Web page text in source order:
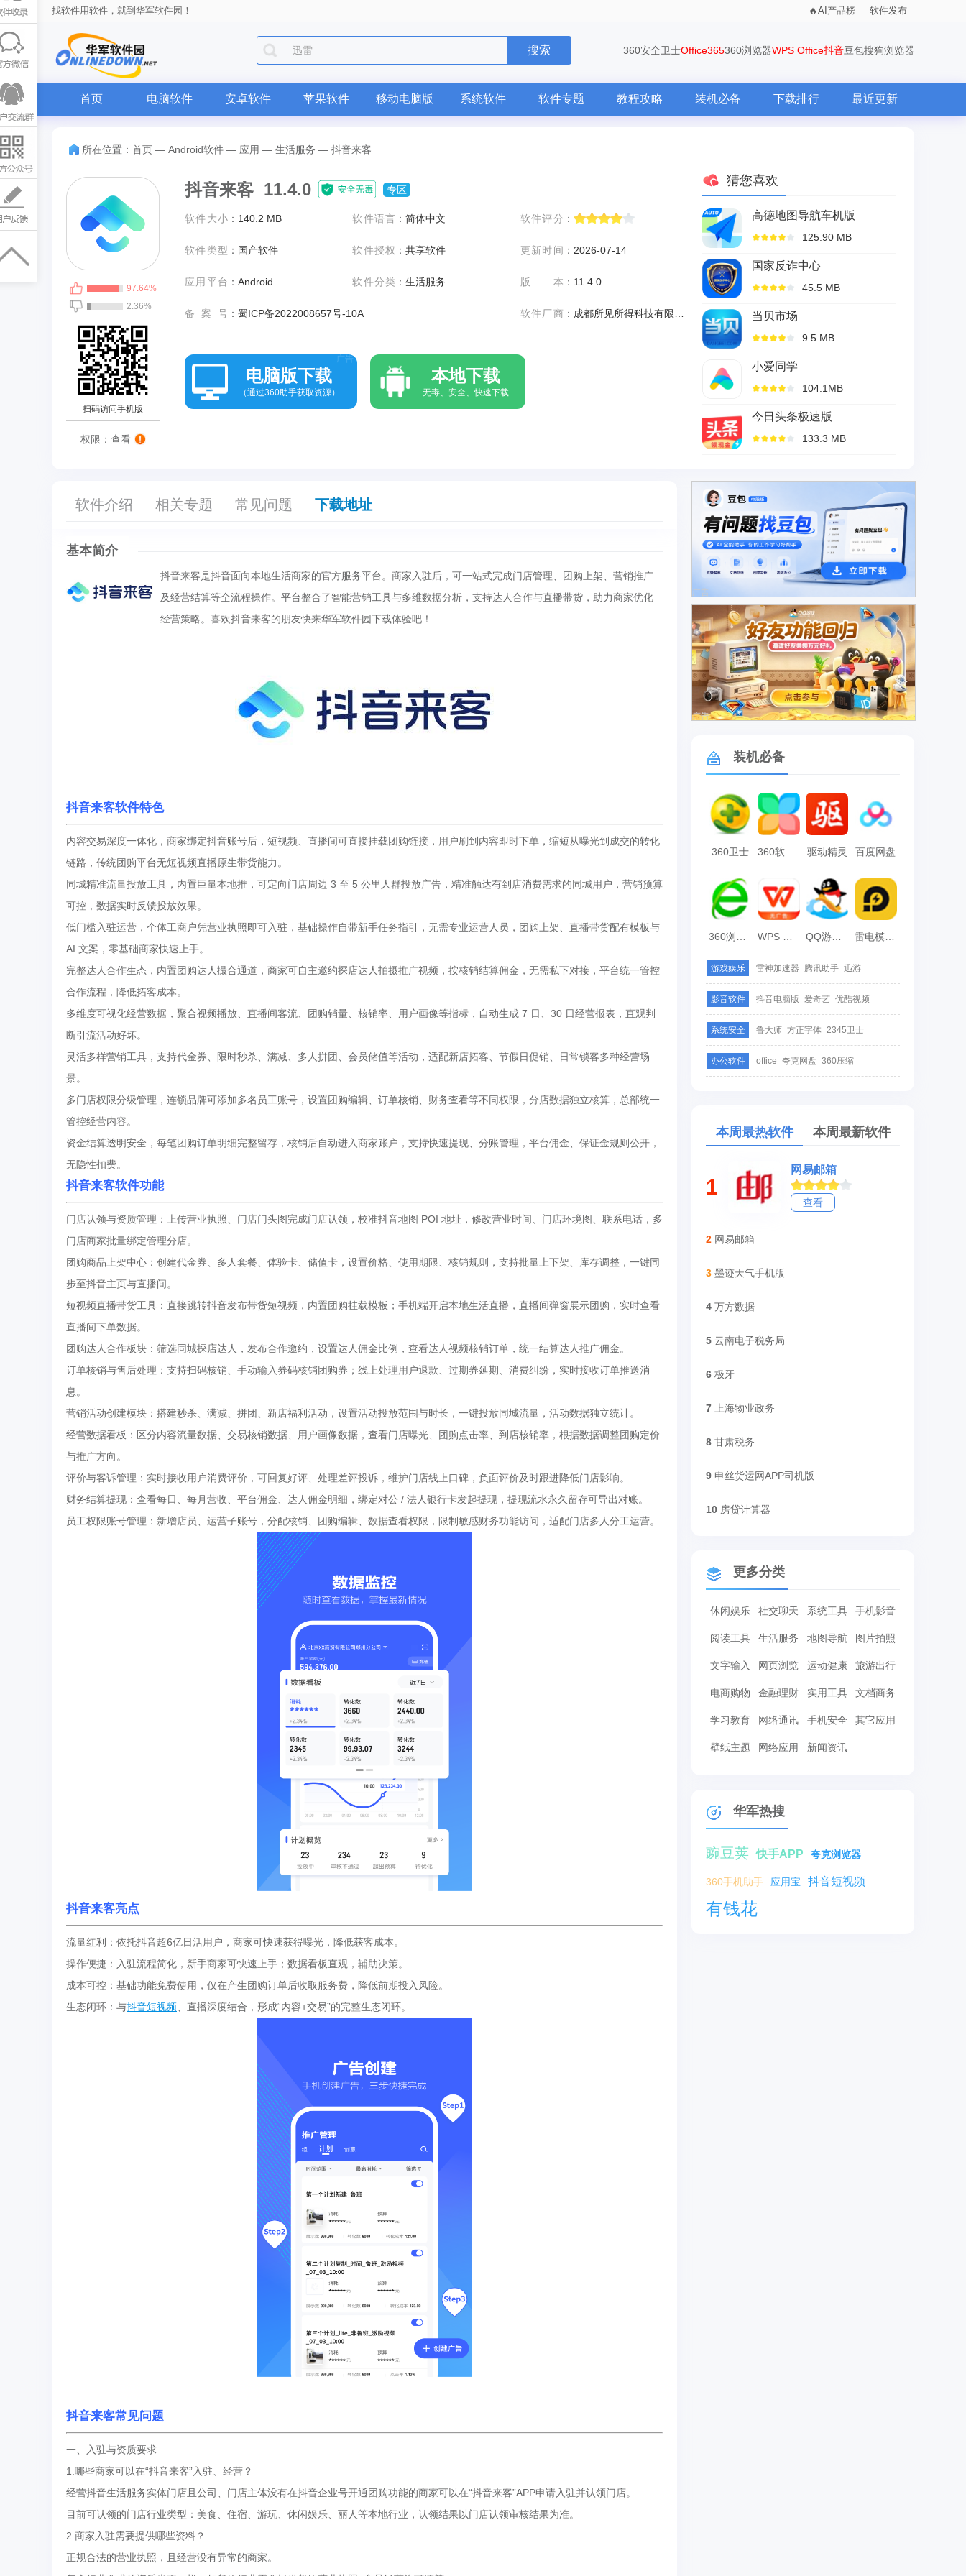
找软件用软件，就到华军软件园！ AI产品榜 软件发布
迅雷 搜索 360安全卫士Office365360浏览器WPS Office抖音豆包搜狗浏览器
首页 电脑软件 安卓软件 苹果软件 移动电脑版 系统软件 软件专题 教程攻略 装机必备 下载排行 最近更新
所在位置： 首页 — Android软件 — 应用 — 生活服务 — 抖音来客
97.64%
2.36%
扫码访问手机版
权限：查看
抖音来客 11.4.0 专区
软件大小 ： 140.2 MB 软件语言 ：简体中文 软件评分 ：
软件类型 ： 国产软件 软件授权 ：共享软件 更新时间 ： 2026-07-14
应用平台 ： Android 软件分类 ：生活服务 版本 ： 11.4.0
备案号 ： 蜀ICP备2022008657号-10A 软件厂商 ：
电脑版下载
（通过360助手获取资源）
广告
本地下载
无毒、安全、快速下载
猜您喜欢
高德地图导航车机版
125.90 MB
国家反诈中心
45.5 MB
当贝市场
9.5 MB
小爱同学
104.1MB
今日头条极速版
133.3 MB
软件介绍 相关专题 常见问题 下载地址
基本简介
抖音来客是抖音面向本地生活商家的官方服务平台。商家入驻后，可一站式完成门店管理、团购上架、营销推广
及经营结算等全流程操作。平台整合了智能营销工具与多维数据分析，支持达人合作与直播带货，助力商家优化
经营策略。喜欢抖音来客的朋友快来华军软件园下载体验吧！
抖音来客软件特色
内容交易深度一体化，商家绑定抖音账号后，短视频、直播间可直接挂载团购链接，用户刷到内容即时下单，缩短从曝光到成交的转化
链路，传统团购平台无短视频直播原生带货能力。
同城精准流量投放工具，内置巨量本地推，可定向门店周边 3 至 5 公里人群投放广告，精准触达有到店消费需求的同城用户，营销预算
可控，数据实时反馈投放效果。
低门槛入驻运营，个体工商户凭营业执照即可入驻，基础操作自带新手任务指引，无需专业运营人员，团购上架、直播带货配有模板与
AI 文案，零基础商家快速上手。
完整达人合作生态，内置团购达人撮合通道，商家可自主邀约探店达人拍摄推广视频，按核销结算佣金，无需私下对接，平台统一管控
合作流程，降低拓客成本。
多维度可视化经营数据，聚合视频播放、直播间客流、团购销量、核销率、用户画像等指标，自动生成 7 日、30 日经营报表，直观判
断引流活动好坏。
灵活多样营销工具，支持代金券、限时秒杀、满减、多人拼团、会员储值等活动，适配新店拓客、节假日促销、日常锁客多种经营场
景。
多门店权限分级管理，连锁品牌可添加多名员工账号，设置团购编辑、订单核销、财务查看等不同权限，分店数据独立核算，总部统一
管控经营内容。
资金结算透明安全，每笔团购订单明细完整留存，核销后自动进入商家账户，支持快速提现、分账管理，平台佣金、保证金规则公开，
无隐性扣费。
抖音来客软件功能
门店认领与资质管理：上传营业执照、门店门头图完成门店认领，校准抖音地图 POI 地址，修改营业时间、门店环境图、联系电话，多
门店商家批量绑定管理分店。
团购商品上架中心：创建代金券、多人套餐、体验卡、储值卡，设置价格、使用期限、核销规则，支持批量上下架、库存调整，一键同
步至抖音主页与直播间。
短视频直播带货工具：直接跳转抖音发布带货短视频，内置团购挂载模板；手机端开启本地生活直播，直播间弹窗展示团购，实时查看
直播间下单数据。
团购达人合作板块：筛选同城探店达人，发布合作邀约，设置达人佣金比例，查看达人视频核销订单，统一结算达人推广佣金。
订单核销与售后处理：支持扫码核销、手动输入券码核销团购券；线上处理用户退款、过期券延期、消费纠纷，实时接收订单推送消
息。
营销活动创建模块：搭建秒杀、满减、拼团、新店福利活动，设置活动投放范围与时长，一键投放同城流量，活动数据独立统计。
经营数据看板：区分内容流量数据、交易核销数据、用户画像数据，查看门店曝光、团购点击率、到店核销率，根据数据调整团购定价
与推广方向。
评价与客诉管理：实时接收用户消费评价，可回复好评、处理差评投诉，维护门店线上口碑，负面评价及时跟进降低门店影响。
财务结算提现：查看每日、每月营收、平台佣金、达人佣金明细，绑定对公 / 法人银行卡发起提现，提现流水永久留存可导出对账。
员工权限账号管理：新增店员、运营子账号，分配核销、团购编辑、数据查看权限，限制敏感财务功能访问，适配门店多人分工运营。
抖音来客亮点
流量红利：依托抖音超6亿日活用户，商家可快速获得曝光，降低获客成本。
操作便捷：入驻流程简化，新手商家可快速上手；数据看板直观，辅助决策。
成本可控：基础功能免费使用，仅在产生团购订单后收取服务费，降低前期投入风险。
生态闭环：与抖音短视频 、直播深度结合，形成“内容+交易”的完整生态闭环。
抖音来客常见问题
一、入驻与资质要求
1.哪些商家可以在“抖音来客”入驻、经营？
经营抖音生活服务实体门店且公司、门店主体没有在抖音企业号开通团购功能的商家可以在“抖音来客”APP申请入驻并认领门店。
目前可认领的门店行业类型：美食、住宿、游玩、休闲娱乐、丽人等本地行业，认领结果以门店认领审核结果为准。
2.商家入驻需要提供哪些资料？
正规合法的营业执照，且经营没有异常的商家。
广告
广告
装机必备
360卫士 360软件管家 驱动精灵 百度网盘
雷电模拟器
游戏娱乐 雷神加速器 腾讯助手 迅游
影音软件 抖音电脑版 爱奇艺 优酷视频
系统安全 鲁大师 方正字体 2345卫士
办公软件 office 夸克网盘 360压缩
本周最热软件 本周最新软件
1
网易邮箱
查看
2 网易邮箱
3 墨迹天气手机版
4 万方数据
5 云南电子税务局
6 极牙
7 上海物业政务
8 甘肃税务
9 申丝货运网APP司机版
10 房贷计算器
更多分类
休闲娱乐 社交聊天 系统工具 手机影音
阅读工具 生活服务 地图导航 图片拍照
文字输入 网页浏览 运动健康 旅游出行
电商购物 金融理财 实用工具 文档商务
学习教育 网络通讯 手机安全 其它应用
壁纸主题 网络应用 新闻资讯
华军热搜
豌豆荚 快手APP 夸克浏览器
360手机助手 应用宝 抖音短视频
有钱花